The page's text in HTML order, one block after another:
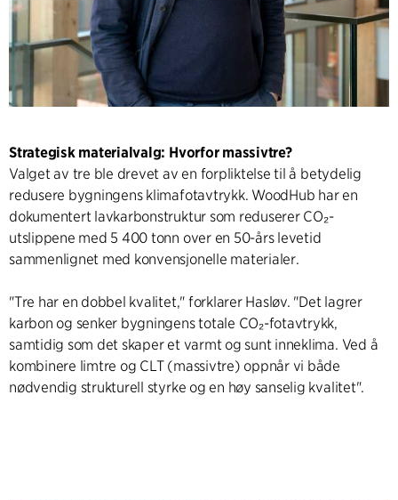
Strategisk materialvalg: Hvorfor massivtre?
Valget av tre ble drevet av en forpliktelse til å betydelig
redusere bygningens klimafotavtrykk. WoodHub har en
dokumentert lavkarbonstruktur som reduserer CO₂-
utslippene med 5 400 tonn over en 50-års levetid
sammenlignet med konvensjonelle materialer.
"Tre har en dobbel kvalitet," forklarer Hasløv. "Det lagrer
karbon og senker bygningens totale CO₂-fotavtrykk,
samtidig som det skaper et varmt og sunt inneklima. Ved å
kombinere limtre og CLT (massivtre) oppnår vi både
nødvendig strukturell styrke og en høy sanselig kvalitet".